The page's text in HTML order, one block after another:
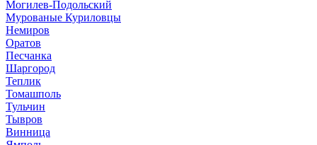
Могилев-Подольский
Мурованые Куриловцы
Немиров
Оратов
Песчанка
Шаргород
Теплик
Томашполь
Тульчин
Тывров
Винница